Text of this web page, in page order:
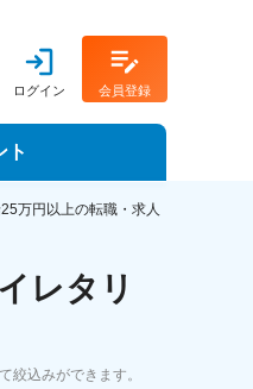
ログイン 会員登録
ト
ナー
万円以上の転職・求人
レタリ
絞込みができます。